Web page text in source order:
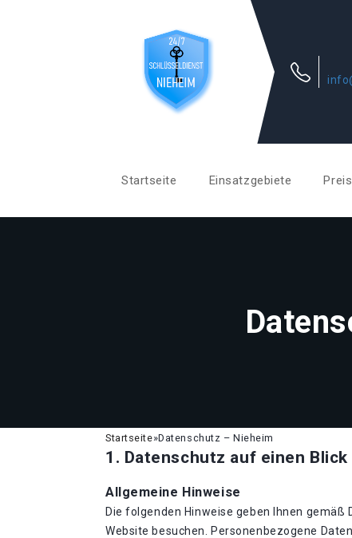
Startseite Einsatzgebiete
Startseite»Datenschutz – Nieheim
1. Datenschutz auf einen Blick
Allgemeine Hinweise
Die folgenden Hinweise geben Ihnen
Website besuchen. Personenbezogene